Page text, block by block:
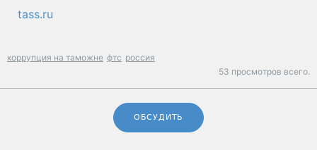
tass.ru
коррупция на таможне фтс россия
53 просмотров всего.
ОБСУДИТЬ